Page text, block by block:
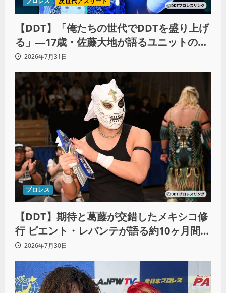
【DDT】「俺たちの世代でDDTを盛り上げ
る」―17歳・佐藤大地が語るユニットの絆
とシングル王座への飽くなき野望
2026年7月31日
プロレス
【DDT】期待と葛藤が交錯したメキシコ修
行 ビエント・レバンテが語る約10ヶ月間の
苦悩「くすぶっている自分に腹を立ててい
る」
2026年7月30日